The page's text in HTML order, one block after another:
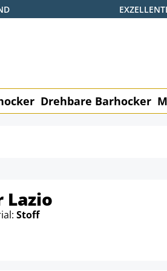
Drehbare Barhocker
Lazio
Stoff